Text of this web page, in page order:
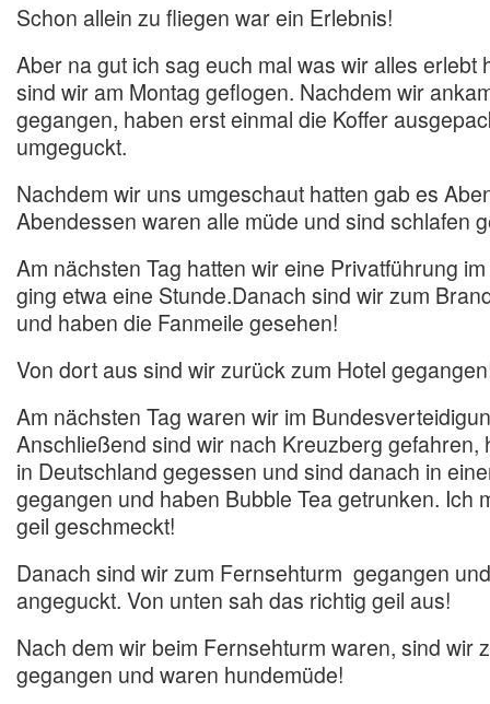
Schon allein zu fliegen war ein Erlebnis!
Aber na gut ich sag euch mal was wir alles erlebt
sind wir am Montag geflogen. Nachdem wir
gegangen, haben erst einmal die Koffer
umgeguckt.
Nachdem wir uns umgeschaut hatten gab es
Abendessen waren alle müde und sind schlafen
Am nächsten Tag hatten wir eine Privatführung
ging etwa eine Stunde.Danach sind wir zum
und haben die Fanmeile gesehen!
Von dort aus sind wir zurück zum Hotel
Am nächsten Tag waren wir im
Anschließend sind wir nach Kreuzberg gefahren,
in Deutschland gegessen und sind danach in
gegangen und haben Bubble Tea getrunken. Ich
geil geschmeckt!
Danach sind wir zum Fernsehturm gegangen
angeguckt. Von unten sah das richtig geil aus!
Nach dem wir beim Fernsehturm waren, sind wir
gegangen und waren hundemüde!